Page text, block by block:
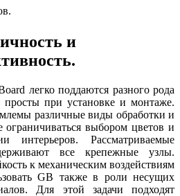
и
легко поддаются разного рода
просты при установке и монтаже.
различные виды обработки и
ограничиваться выбором цветов и
интерьеров. Рассматриваемые
все крепежные узлы.
к механическим воздействиям
GB также в роли несущих
Для этой задачи подходят